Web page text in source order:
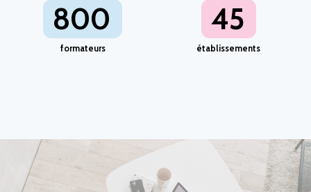
800
formateurs
45
établissements